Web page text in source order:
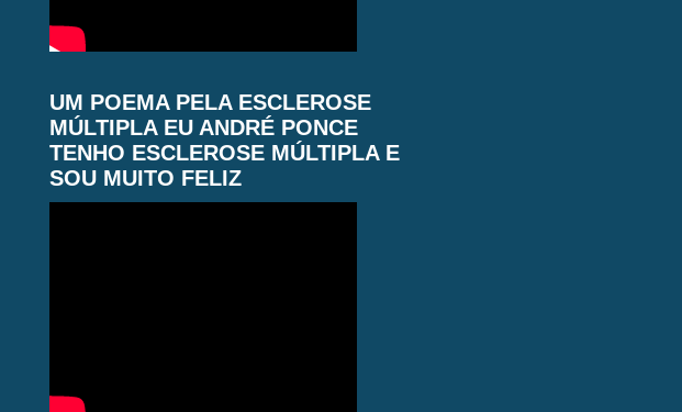
UM POEMA PELA ESCLEROSE
MÚLTIPLA EU ANDRÉ PONCE
TENHO ESCLEROSE MÚLTIPLA E
SOU MUITO FELIZ